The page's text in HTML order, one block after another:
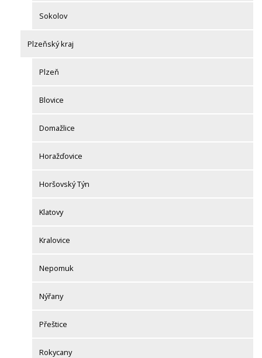
Sokolov
Plzeňský kraj
Plzeň
Blovice
Domažlice
Horažďovice
Horšovský Týn
Klatovy
Kralovice
Nepomuk
Nýřany
Přeštice
Rokycany